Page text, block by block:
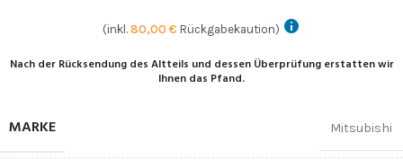
(inkl. 80,00 € Rückgabekaution)
Nach der Rücksendung des Altteils und dessen Überprüfung erstatten wir
Ihnen das Pfand.
MARKE Mitsubishi